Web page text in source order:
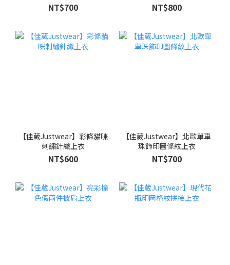
NT$700 NT$800
【佳葳Justwear】彩條貓咪
刺繡針織上衣
NT$600
【佳葳Justwear】北歐單車
珠飾印圖條紋上衣
NT$700